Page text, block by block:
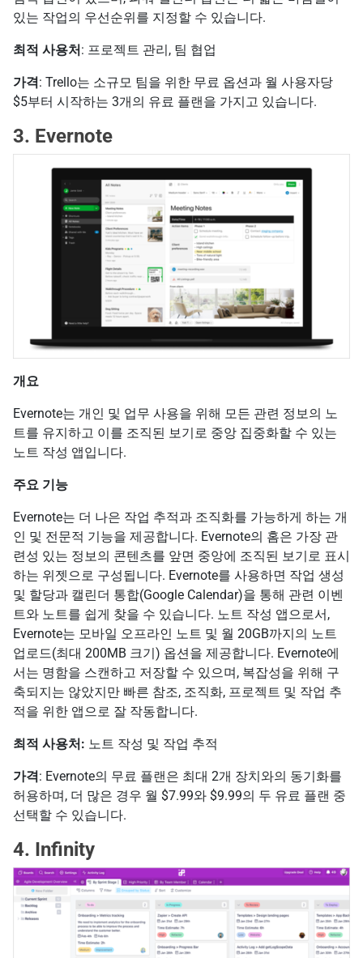
있는 작업의 우선순위를 지정할 수 있습니다.
최적 사용처 : 프로젝트 관리, 팀 협업
가격 : Trello는 소규모 팀을 위한 무료 옵션과 월 사용자당
$5부터 시작하는 3개의 유료 플랜을 가지고 있습니다.
3. Evernote
개요
Evernote는 개인 및 업무 사용을 위해 모든 관련 정보의 노
트를 유지하고 이를 조직된 보기로 중앙 집중화할 수 있는
노트 작성 앱입니다.
주요 기능
Evernote는 더 나은 작업 추적과 조직화를 가능하게 하는 개
인 및 전문적 기능을 제공합니다. Evernote의 홈은 가장 관
련성 있는 정보의 콘텐츠를 앞면 중앙에 조직된 보기로 표시
하는 위젯으로 구성됩니다. Evernote를 사용하면 작업 생성
및 할당과 캘린더 통합(Google Calendar)을 통해 관련 이벤
트와 노트를 쉽게 찾을 수 있습니다. 노트 작성 앱으로서,
Evernote는 모바일 오프라인 노트 및 월 20GB까지의 노트
업로드(최대 200MB 크기) 옵션을 제공합니다. Evernote에
서는 명함을 스캔하고 저장할 수 있으며, 복잡성을 위해 구
축되지는 않았지만 빠른 참조, 조직화, 프로젝트 및 작업 추
적을 위한 앱으로 잘 작동합니다.
최적 사용처: 노트 작성 및 작업 추적
가격 : Evernote의 무료 플랜은 최대 2개 장치와의 동기화를
허용하며, 더 많은 경우 월 $7.99와 $9.99의 두 유료 플랜 중
선택할 수 있습니다.
4. Infinity